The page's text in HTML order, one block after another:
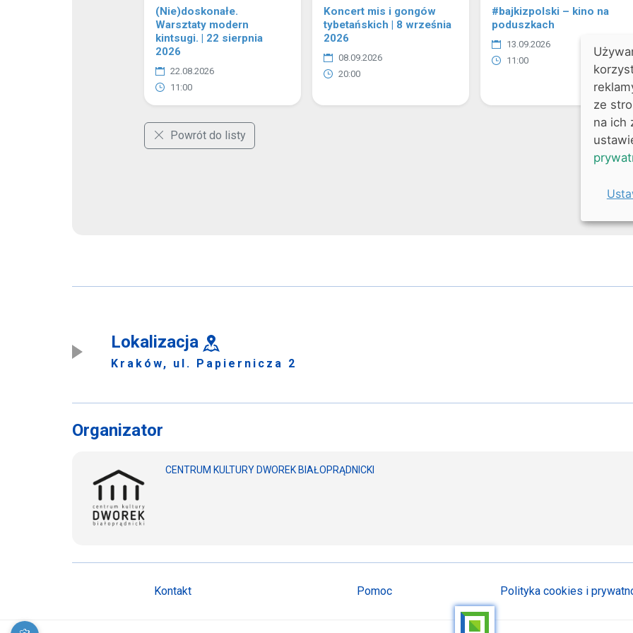
dźwiękiem metodą Petera Hessa, I stopień kursu z zakresu
Muzykoterapii Organicznej Gongi i instrumenty archaiczne w terapii i
profilaktyce, naturoterapeutka, pasjonatka Tradycyjnej Medycyny
Chińskiej, Kuchni według Pięciu Przemian i Totalnej Biologii.
Lokalizacja
Kraków, ul. Papiernicza 2
Organizator
CENTRUM KULTURY DWOREK BIAŁOPRĄDNICKI
Kontakt Pomoc Polityka cookies i